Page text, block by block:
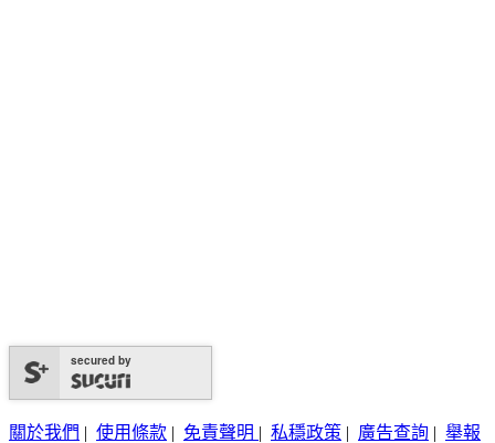
secured by
關於我們 | 使用條款 | 免責聲明 | 私穩政策 | 廣告查詢 | 舉報